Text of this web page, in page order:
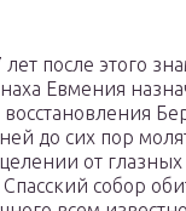
после этого
Евмения
восстановления
до сих пор
от
собор